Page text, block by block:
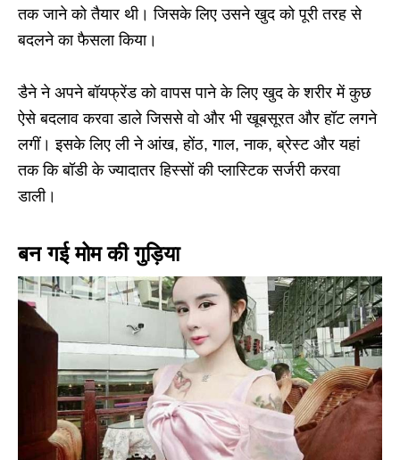
तक जाने को तैयार थी। जिसके लिए उसने खुद को पूरी तरह से
बदलने का फैसला किया।
डैने ने अपने बॉयफ्रेंड को वापस पाने के लिए खुद के शरीर में कुछ
ऐसे बदलाव करवा डाले जिससे वो और भी खूबसूरत और हॉट लगने
लगीं। इसके लिए ली ने आंख, होंठ, गाल, नाक, ब्रेस्ट और यहां
तक कि बॉडी के ज्यादातर हिस्सों की प्लास्टिक सर्जरी करवा
डाली।
बन गई मोम की गुड़िया